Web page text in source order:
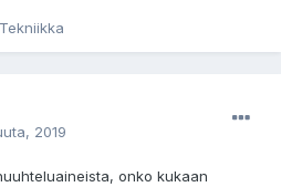
Tekniikka
2019
onko kukaan